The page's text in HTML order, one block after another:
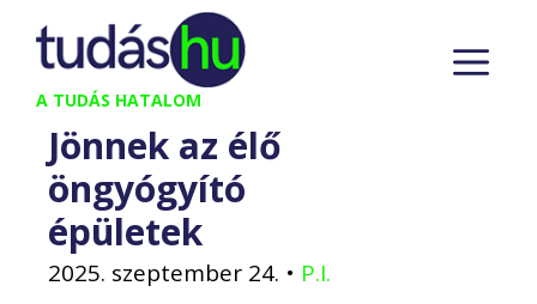
Kilépés
tartalomba
A TUDÁS HATALOM
Jönnek az élő
öngyógyító
épületek
2025. szeptember 24. • P.I.